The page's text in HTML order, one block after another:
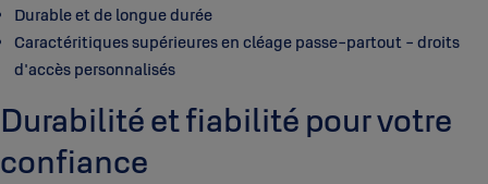
Durable et de longue durée
Caractéritiques supérieures en cléage passe-partout - droits
d'accès personnalisés
Durabilité et fiabilité pour votre
confiance